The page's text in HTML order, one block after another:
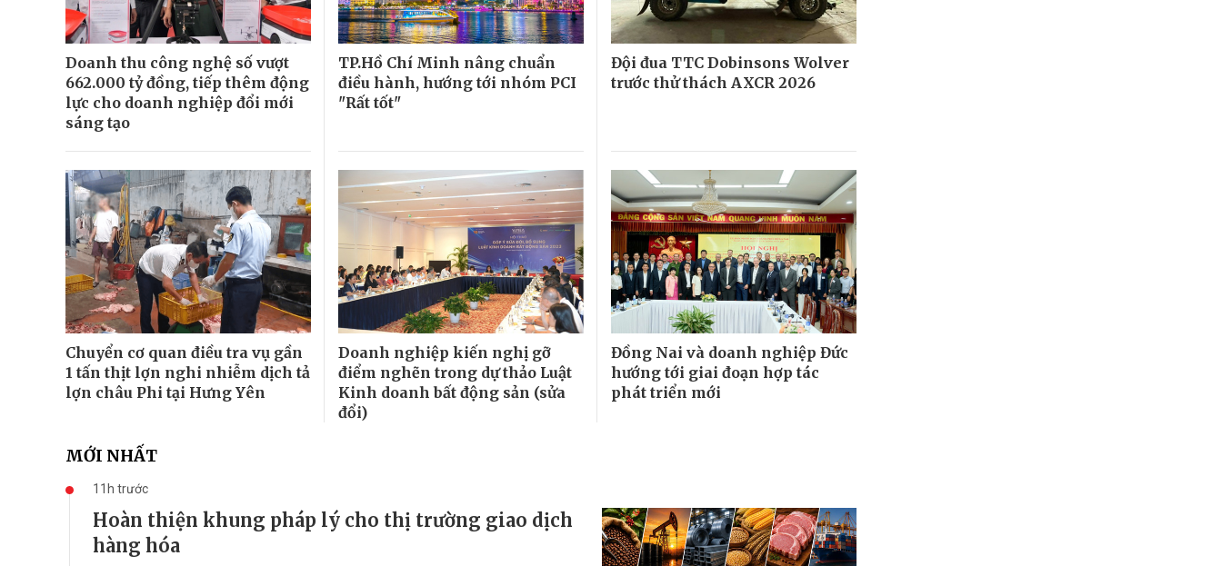
Doanh thu công nghệ số vượt
662.000 tỷ đồng, tiếp thêm động
lực cho doanh nghiệp đổi mới
sáng tạo
TP.Hồ Chí Minh nâng chuẩn
điều hành, hướng tới nhóm PCI
"Rất tốt"
Đội đua TTC Dobinsons Wolver
trước thử thách AXCR 2026
Chuyển cơ quan điều tra vụ gần
1 tấn thịt lợn nghi nhiễm dịch tả
lợn châu Phi tại Hưng Yên
Doanh nghiệp kiến nghị gỡ
điểm nghẽn trong dự thảo Luật
Kinh doanh bất động sản (sửa
đổi)
Đồng Nai và doanh nghiệp Đức
hướng tới giai đoạn hợp tác
phát triển mới
MỚI NHẤT
11h trước
Hoàn thiện khung pháp lý cho thị trường giao dịch
hàng hóa